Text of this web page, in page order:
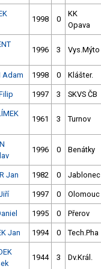
1998 0
KK
Opava
1996 3 Vys.Mýto
Adam 1998 0 Klášter.
1997 3 SKVS ČB
1961 3 Turnov
1996 0 Benátky
Jan 1982 0 Jablonec
1997 0 Olomouc
1995 0 Přerov
Jan 1994 0 Tech.Pha
1944 3 Dv.Král.